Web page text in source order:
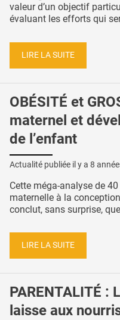
valeur d’un objectif
évaluant les efforts qui
LIRE LA SUITE
OBÉSITÉ et
maternel et
de l’enfant
Actualité publiée il y a 8
Cette méga-analyse de
maternelle à la
conclut, sans surprise,
LIRE LA SUITE
PARENTALITÉ :
laisse aux